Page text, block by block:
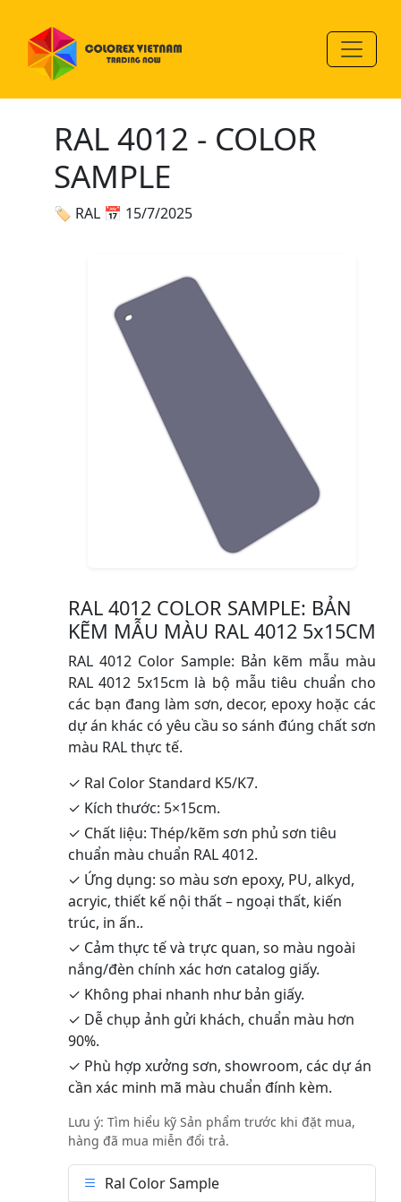
RAL 4012 - COLOR
SAMPLE
🏷 RAL 📅 15/7/2025
RAL 4012 COLOR SAMPLE: BẢN
KẼM MẪU MÀU RAL 4012 5x15CM
RAL 4012 Color Sample: Bản kẽm mẫu màu
RAL 4012 5x15cm là bộ mẫu tiêu chuẩn cho
các bạn đang làm sơn, decor, epoxy hoặc các
dự án khác có yêu cầu so sánh đúng chất sơn
màu RAL thực tế.
✓ Ral Color Standard K5/K7.
✓ Kích thước: 5×15cm.
✓ Chất liệu: Thép/kẽm sơn phủ sơn tiêu
chuẩn màu chuẩn RAL 4012.
✓ Ứng dụng: so màu sơn epoxy, PU, alkyd,
acryic, thiết kế nội thất – ngoại thất, kiến
trúc, in ấn..
✓ Cảm thực tế và trực quan, so màu ngoài
nắng/đèn chính xác hơn catalog giấy.
✓ Không phai nhanh như bản giấy.
✓ Dễ chụp ảnh gửi khách, chuẩn màu hơn
90%.
✓ Phù hợp xưởng sơn, showroom, các dự án
cần xác minh mã màu chuẩn đính kèm.
Lưu ý: Tìm hiểu kỹ Sản phẩm trước khi đặt mua,
hàng đã mua miễn đổi trả.
Ral Color Sample